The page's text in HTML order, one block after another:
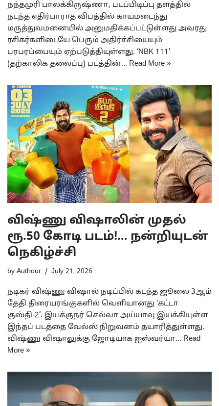
நந்தமுரி பாலக்கிருஷ்ணா, படப்பிடிப்பு தளத்தில்
நடந்த எதிர்பாராத விபத்தில் காயமடைந்து
மருத்துவமனையில் அனுமதிக்கப்பட்டுள்ளது அவரது
ரசிகர்களிடையே பெரும் அதிர்ச்சியையும்
பரபரப்பையும் ஏற்படுத்தியுள்ளது. ‘NBK 111’
(தற்காலிக தலைப்பு) படத்தின்… Read More »
விஷ்ணு விஷாலின் முதல்
ரூ.50 கோடி படம்!… நன்றியுடன்
நெகிழ்ச்சி
by Authour July 21, 2026
நடிகர் விஷ்ணு விஷால் நடிப்பில் கடந்த ஜூலை 3ஆம்
தேதி திரையரங்குகளில் வெளியானது ‘கட்டா
குஸ்தி-2’. இயக்குநர் செல்வா அய்யாவு இயக்கியுள்ள
இந்தப் படத்தை வேல்ஸ் நிறுவனம் தயாரித்துள்ளது.
விஷ்ணு விஷாலுக்கு ஜோடியாக ஐஸ்வர்யா… Read
More »